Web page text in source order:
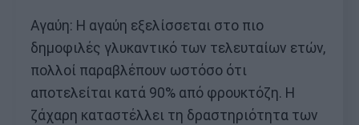
Αγαύη: Η αγαύη εξελίσσεται στο πιο
δημοφιλές γλυκαντικό των τελευταίων ετών,
πολλοί παραβλέπουν ωστόσο ότι
αποτελείται κατά 90% από φρουκτόζη. Η
ζάχαρη καταστέλλει τη δραστηριότητα των